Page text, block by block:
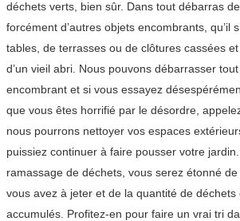
déchets verts, bien sûr. Dans tout débarras
forcément d’autres objets encombrants, qu’il
tables, de terrasses ou de clôtures cassées
d’un vieil abri. Nous pouvons débarrasser
encombrant et si vous essayez
que vous êtes horrifié par le désordre,
nous pourrons nettoyer vos espaces
puissiez continuer à faire pousser votre
ramassage de déchets, vous serez étonné
vous avez à jeter et de la quantité de déchets
accumulés. Profitez-en pour faire un vrai tri